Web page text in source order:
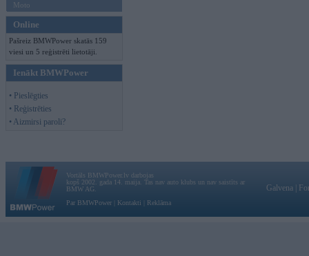
Moto
Online
Pašreiz BMWPower skatās 159
viesi un 5 reģistrēti lietotāji.
Ienākt BMWPower
• Pieslēgties
• Reģistrēties
• Aizmirsi paroli?
Vortāls BMWPower.lv darbojas
kopš 2002. gada 14. maija. Tas nav auto klubs un nav saistīts ar
BMW AG.
Par BMWPower
Kontakti Reklāma
Galvena